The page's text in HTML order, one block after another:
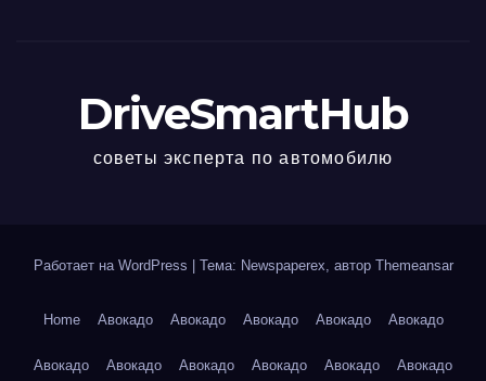
DriveSmartHub
советы эксперта по автомобилю
Работает на WordPress Тема: Newspaperex, автор Themeansar
Home Авокадо Авокадо Авокадо Авокадо Авокадо
Авокадо Авокадо Авокадо Авокадо Авокадо Авокадо